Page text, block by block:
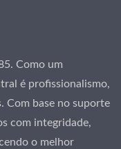
Como um
é profissionalismo,
Com base no suporte
com integridade,
o melhor